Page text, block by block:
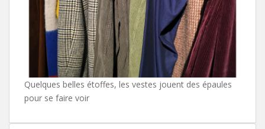
Quelques belles étoffes, les vestes jouent des épaules
pour se faire voir